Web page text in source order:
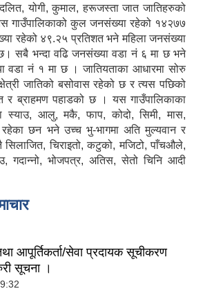
दलित, योगी, कुमाल, हरूजस्ता जात जातिहरुको
गाउँपालिकाको कुल जनसंख्या रहेको १४२७७
रहेको ४९.२५ प्रतिशत भने महिला जनसंख्या
सबै भन्दा वढि जनसंख्या वडा नं ६ मा छ भने
वडा नं १ मा छ । जातियताका आधारमा सोरु
जातिको बसोवास रहेको छ र त्यस पछिको
र ब्राहमण पहाडको छ । यस गाउँपालिकाका
स्याउ, आलु, मकै, फाप, कोदो, सिमी, मास,
रहेका छन भने उच्च भु-भागमा अति मुल्यवान र
सिलाजित, चिराइतो, कटुको, मजिटो, पाँचऔले,
गदान्नो, भोजपत्र, अतिस, सेतो चिनि आदी
आपूर्तिकर्ता/सेवा प्रदायक सूचीकरण
सूचना ।